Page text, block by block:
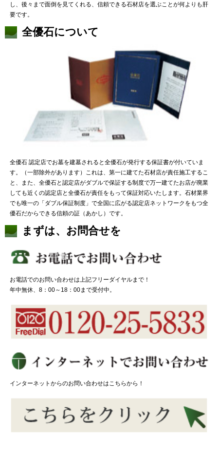
し、後々まで面倒を見てくれる、信頼できる石材店を選ぶことが何よりも肝
要です。
全優石について
全優石 認定店でお墓を建墓されると全優石が発行する保証書が付いていま
す。（一部除外があります）これは、第一に建てた石材店が責任施工するこ
と、また、全優石と認定店がダブルで保証する制度で万一建てたお店が廃業
しても近くの認定店と全優石が責任をもって保証対応いたします。石材業界
でも唯一の「ダブル保証制度」で全国に広がる認定店ネットワークをもつ全
優石だからできる信頼の証（あかし）です。
まずは、お問合せを
お電話でのお問い合わせは上記フリーダイヤルまで！
年中無休、8：00～18：00まで受付中。
インターネットからのお問い合わせはこちらから！